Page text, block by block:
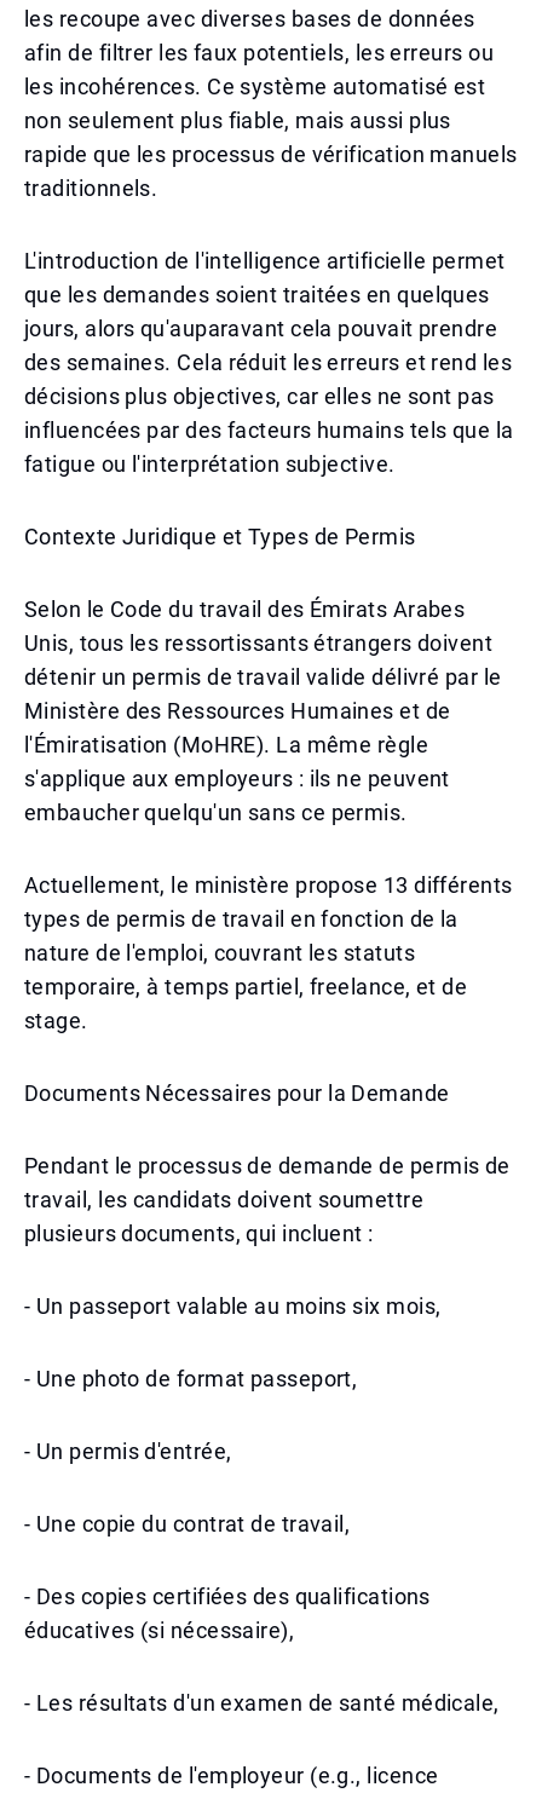
les recoupe avec diverses bases de données
afin de filtrer les faux potentiels, les erreurs ou
les incohérences. Ce système automatisé est
non seulement plus fiable, mais aussi plus
rapide que les processus de vérification manuels
traditionnels.
L'introduction de l'intelligence artificielle permet
que les demandes soient traitées en quelques
jours, alors qu'auparavant cela pouvait prendre
des semaines. Cela réduit les erreurs et rend les
décisions plus objectives, car elles ne sont pas
influencées par des facteurs humains tels que la
fatigue ou l'interprétation subjective.
Contexte Juridique et Types de Permis
Selon le Code du travail des Émirats Arabes
Unis, tous les ressortissants étrangers doivent
détenir un permis de travail valide délivré par le
Ministère des Ressources Humaines et de
l'Émiratisation (MoHRE). La même règle
s'applique aux employeurs : ils ne peuvent
embaucher quelqu'un sans ce permis.
Actuellement, le ministère propose 13 différents
types de permis de travail en fonction de la
nature de l'emploi, couvrant les statuts
temporaire, à temps partiel, freelance, et de
stage.
Documents Nécessaires pour la Demande
Pendant le processus de demande de permis de
travail, les candidats doivent soumettre
plusieurs documents, qui incluent :
- Un passeport valable au moins six mois,
- Une photo de format passeport,
- Un permis d'entrée,
- Une copie du contrat de travail,
- Des copies certifiées des qualifications
éducatives (si nécessaire),
- Les résultats d'un examen de santé médicale,
- Documents de l'employeur (e.g., licence